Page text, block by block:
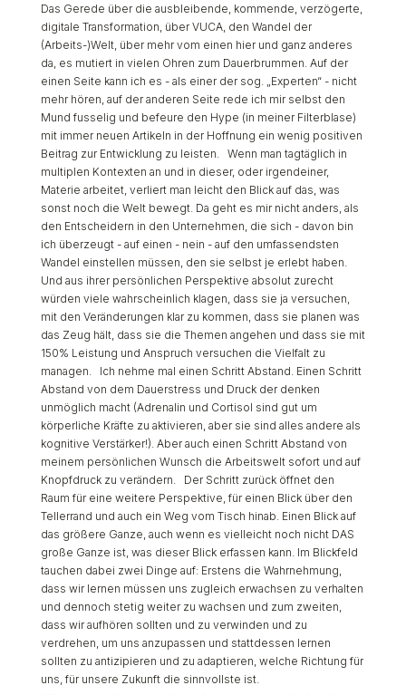
Das Gerede über die ausbleibende, kommende, verzögerte,
digitale Transformation, über VUCA, den Wandel der
(Arbeits-)Welt, über mehr vom einen hier und ganz anderes
da, es mutiert in vielen Ohren zum Dauerbrummen. Auf der
einen Seite kann ich es - als einer der sog. „Experten“ - nicht
mehr hören, auf der anderen Seite rede ich mir selbst den
Mund fusselig und befeure den Hype (in meiner Filterblase)
mit immer neuen Artikeln in der Hoffnung ein wenig positiven
Beitrag zur Entwicklung zu leisten. Wenn man tagtäglich in
multiplen Kontexten an und in dieser, oder irgendeiner,
Materie arbeitet, verliert man leicht den Blick auf das, was
sonst noch die Welt bewegt. Da geht es mir nicht anders, als
den Entscheidern in den Unternehmen, die sich - davon bin
ich überzeugt - auf einen - nein - auf den umfassendsten
Wandel einstellen müssen, den sie selbst je erlebt haben.
Und aus ihrer persönlichen Perspektive absolut zurecht
würden viele wahrscheinlich klagen, dass sie ja versuchen,
mit den Veränderungen klar zu kommen, dass sie planen was
das Zeug hält, dass sie die Themen angehen und dass sie mit
150% Leistung und Anspruch versuchen die Vielfalt zu
managen. Ich nehme mal einen Schritt Abstand. Einen Schritt
Abstand von dem Dauerstress und Druck der denken
unmöglich macht (Adrenalin und Cortisol sind gut um
körperliche Kräfte zu aktivieren, aber sie sind alles andere als
kognitive Verstärker!). Aber auch einen Schritt Abstand von
meinem persönlichen Wunsch die Arbeitswelt sofort und auf
Knopfdruck zu verändern. Der Schritt zurück öffnet den
Raum für eine weitere Perspektive, für einen Blick über den
Tellerrand und auch ein Weg vom Tisch hinab. Einen Blick auf
das größere Ganze, auch wenn es vielleicht noch nicht DAS
große Ganze ist, was dieser Blick erfassen kann. Im Blickfeld
tauchen dabei zwei Dinge auf: Erstens die Wahrnehmung,
dass wir lernen müssen uns zugleich erwachsen zu verhalten
und dennoch stetig weiter zu wachsen und zum zweiten,
dass wir aufhören sollten und zu verwinden und zu
verdrehen, um uns anzupassen und stattdessen lernen
sollten zu antizipieren und zu adaptieren, welche Richtung für
uns, für unsere Zukunft die sinnvollste ist.